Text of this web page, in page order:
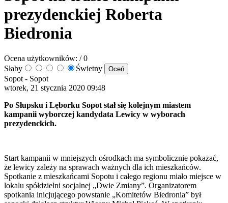
prezydenckiej Roberta
Biedronia
Ocena użytkowników: / 0
Słaby
Świetny
Sopot - Sopot
wtorek, 21 stycznia 2020 09:48
Po Słupsku i Lęborku Sopot stał się kolejnym miastem
kampanii wyborczej kandydata Lewicy w wyborach
prezydenckich.
Start kampanii w mniejszych ośrodkach ma symbolicznie pokazać,
że lewicy zależy na sprawach ważnych dla ich mieszkańców.
Spotkanie z mieszkańcami Sopotu i całego regionu miało miejsce w
lokalu spółdzielni socjalnej „Dwie Zmiany”. Organizatorem
spotkania inicjującego powstanie „Komitetów Biedronia” był